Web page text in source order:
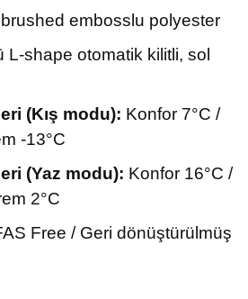
embosslu polyester
L-shape otomatik kilitli, sol
(Kış modu): Konfor 7°C /
-13°C
(Yaz modu): Konfor 16°C /
2°C
Free / Geri dönüştürülmüş